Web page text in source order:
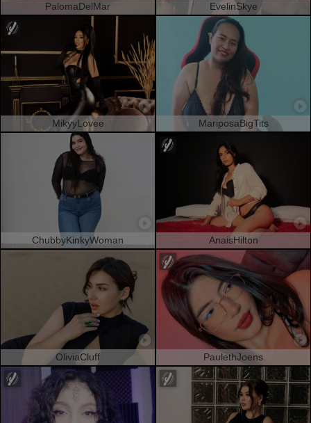
PalomaDelMar EvelinSkye
MikyyLovee MariposaBigTits
ChubbyKinkyWoman AnaisHilton
OliviaCluff PaulethJoens